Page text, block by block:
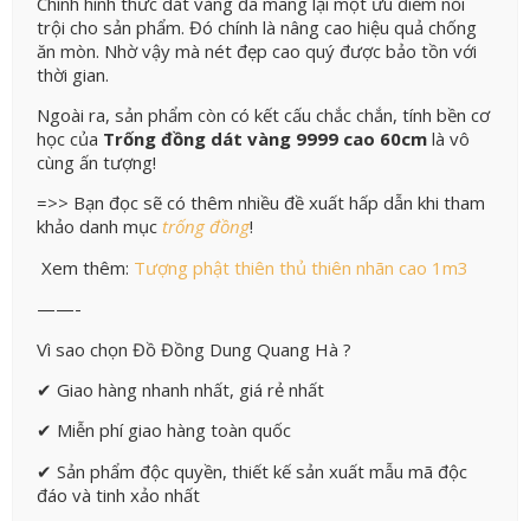
trội cho sản phẩm. Đó chính là nâng cao hiệu quả chống
ăn mòn. Nhờ vậy mà nét đẹp cao quý được bảo tồn với
thời gian.
Ngoài ra, sản phẩm còn có kết cấu chắc chắn, tính bền cơ
học của Trống đồng dát vàng 9999 cao 60cm là vô
cùng ấn tượng!
=>> Bạn đọc sẽ có thêm nhiều đề xuất hấp dẫn khi tham
khảo danh mục trống đồng!
Xem thêm: Tượng phật thiên thủ thiên nhãn cao 1m3
——-
Vì sao chọn Đồ Đồng Dung Quang Hà ?
✔ Giao hàng nhanh nhất, giá rẻ nhất
✔ Miễn phí giao hàng toàn quốc
✔ Sản phẩm độc quyền, thiết kế sản xuất mẫu mã độc
đáo và tinh xảo nhất